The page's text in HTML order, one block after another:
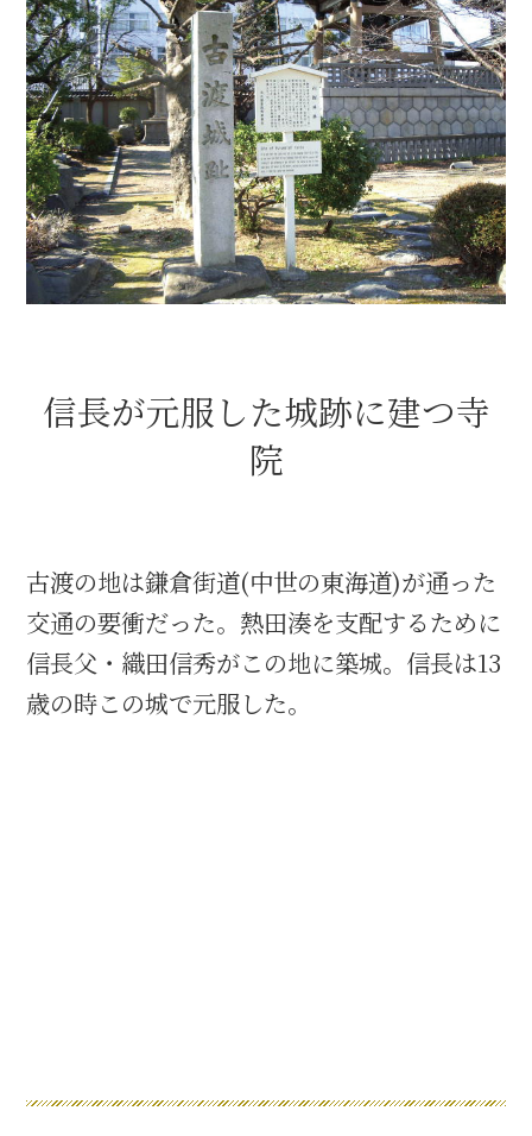
秀吉関連 史跡 一覧
秀吉グルメ・土産 一覧
秀吉功路
織田信長と名古屋の関係
信長グルメ・土産一覧
徳川家康と名古屋の関係
家康関連 史跡 一覧
家康グルメ・土産 一覧
信長が元服した城跡に建つ寺
院
古渡の地は鎌倉街道(中世の東海道)が通った
交通の要衝だった。熱田湊を支配するために
信長父・織田信秀がこの地に築城。信長は13
歳の時この城で元服した。